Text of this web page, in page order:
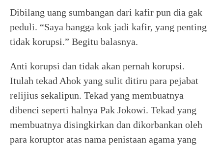
Dibilang uang sumbangan dari kafir pun dia gak
peduli. “Saya bangga kok jadi kafir, yang penting
tidak korupsi.” Begitu balasnya.
Anti korupsi dan tidak akan pernah korupsi.
Itulah tekad Ahok yang sulit ditiru para pejabat
relijius sekalipun. Tekad yang membuatnya
dibenci seperti halnya Pak Jokowi. Tekad yang
membuatnya disingkirkan dan dikorbankan oleh
para koruptor atas nama penistaan agama yang